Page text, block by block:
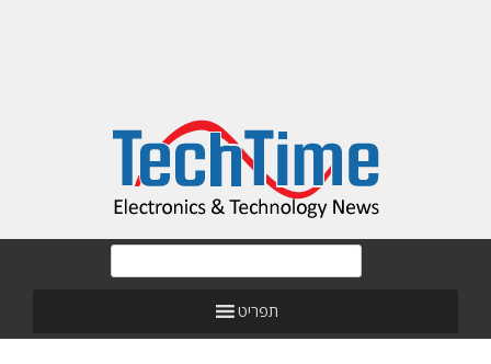
תפריט